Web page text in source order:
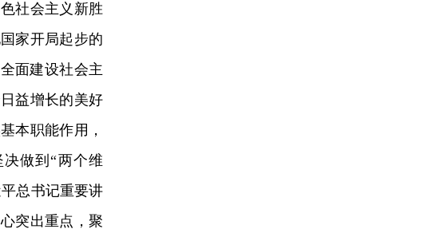
社会主义新胜
家开局起步的
面建设社会主
益增长的美好
本职能作用，
做到“两个维
总书记重要讲
突出重点，聚